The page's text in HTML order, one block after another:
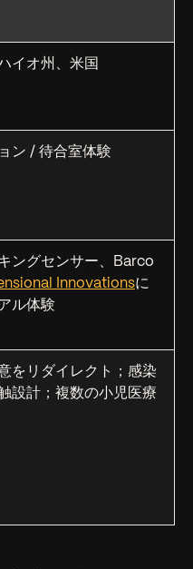
イオ州、米国
ン / 待合室体験
ングセンサー、Barco
Innovationsに
ル体験
をリダイレクト；感染
設計；複数の小児医療